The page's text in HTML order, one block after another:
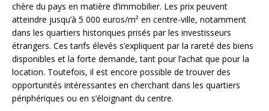
chère du pays en matière d’immobilier. Les prix peuvent
atteindre jusqu’à 5 000 euros/m² en centre-ville, notamment
dans les quartiers historiques prisés par les investisseurs
étrangers. Ces tarifs élevés s’expliquent par la rareté des biens
disponibles et la forte demande, tant pour l’achat que pour la
location. Toutefois, il est encore possible de trouver des
opportunités intéressantes en cherchant dans les quartiers
périphériques ou en s’éloignant du centre.